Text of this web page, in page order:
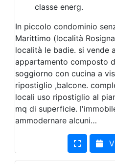
classe energ.
In piccolo condominio
Marittimo (località
località le badie. si vende
appartamento composto
soggiorno con cucina a
ripostiglio ,balcone.
locali uso ripostiglio al
mq di superficie.
ammodernare alcuni…